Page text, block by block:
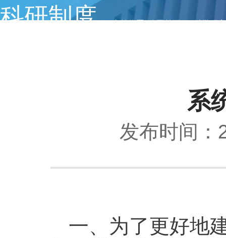
科研制度
系
发布时间：
一、为了更好地